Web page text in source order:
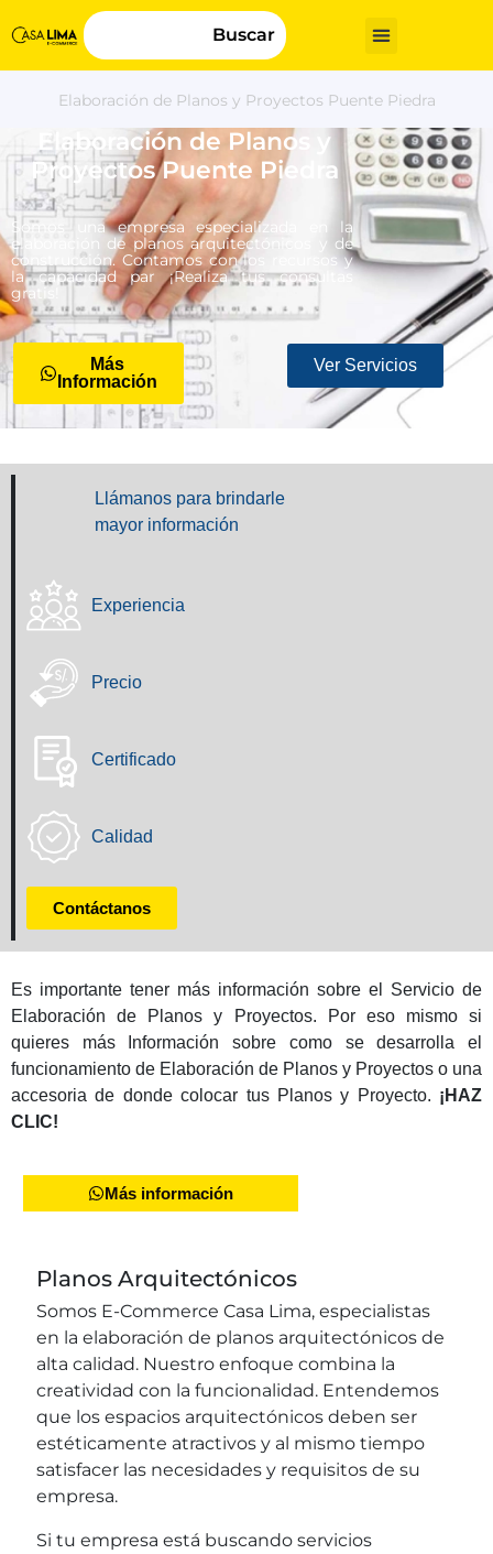
Buscar
Elaboración de Planos y Proyectos Puente Piedra
Elaboración de Planos y
Proyectos Puente Piedra
Somos una empresa especializada en la
elaboración de planos arquitectónicos y de
construcción. Contamos con los recursos y
la capacidad par ¡Realiza tus consultas
gratis!
Más
Información
Ver Servicios
Llámanos para brindarle
mayor información
Experiencia
Precio
Certificado
Calidad
Contáctanos
Es importante tener más información sobre el Servicio de
Elaboración de Planos y Proyectos. Por eso mismo si
quieres más Información sobre como se desarrolla el
funcionamiento de Elaboración de Planos y Proyectos o una
accesoria de donde colocar tus Planos y Proyecto. ¡HAZ
CLIC!
Más información
Planos Arquitectónicos
Somos E-Commerce Casa Lima, especialistas
en la elaboración de planos arquitectónicos de
alta calidad. Nuestro enfoque combina la
creatividad con la funcionalidad. Entendemos
que los espacios arquitectónicos deben ser
estéticamente atractivos y al mismo tiempo
satisfacer las necesidades y requisitos de su
empresa.
Si tu empresa está buscando servicios